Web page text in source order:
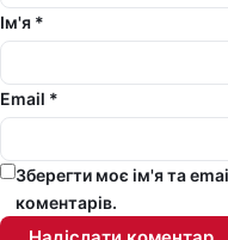
Ім'я *
Email *
Зберегти моє ім'я та
коментарів.